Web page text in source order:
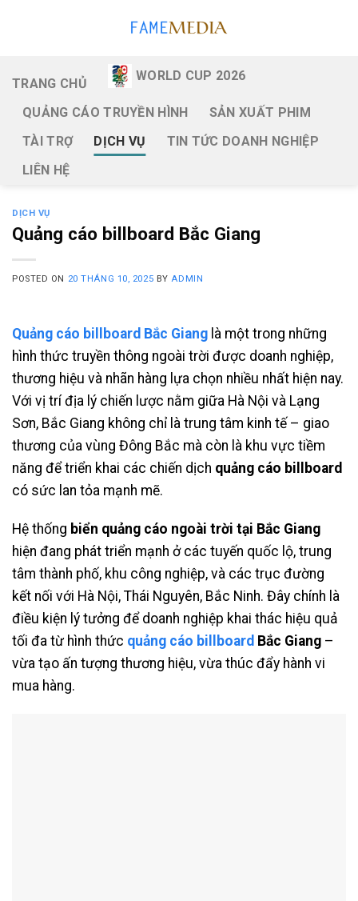
TRANG CHỦ
WORLD CUP 2026
QUẢNG CÁO TRUYỀN HÌNH
SẢN XUẤT PHIM
TÀI TRỢ
DỊCH VỤ
TIN TỨC DOANH NGHIỆP
LIÊN HỆ
DỊCH VỤ
Quảng cáo billboard Bắc Giang
POSTED ON 20 THÁNG 10, 2025 BY ADMIN
Quảng cáo billboard Bắc Giang là một trong những
hình thức truyền thông ngoài trời được doanh nghiệp,
thương hiệu và nhãn hàng lựa chọn nhiều nhất hiện nay.
Với vị trí địa lý chiến lược nằm giữa Hà Nội và Lạng
Sơn, Bắc Giang không chỉ là trung tâm kinh tế – giao
thương của vùng Đông Bắc mà còn là khu vực tiềm
năng để triển khai các chiến dịch quảng cáo billboard
có sức lan tỏa mạnh mẽ.
Hệ thống biển quảng cáo ngoài trời tại Bắc Giang
hiện đang phát triển mạnh ở các tuyến quốc lộ, trung
tâm thành phố, khu công nghiệp, và các trục đường
kết nối với Hà Nội, Thái Nguyên, Bắc Ninh. Đây chính là
điều kiện lý tưởng để doanh nghiệp khai thác hiệu quả
tối đa từ hình thức quảng cáo billboard Bắc Giang –
vừa tạo ấn tượng thương hiệu, vừa thúc đẩy hành vi
mua hàng.